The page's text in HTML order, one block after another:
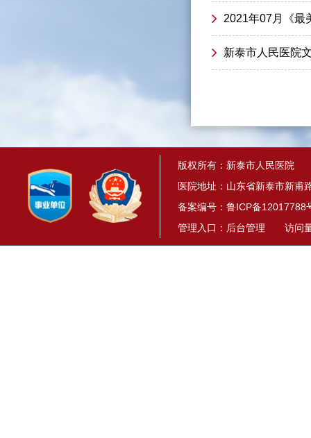
2021年07月《最
新泰市人民医院
版权所有：新泰市人民医院
医院地址：山东省新泰市新甫
备案编号： 鲁ICP备12017788
管理入口： 后台管理 访问量